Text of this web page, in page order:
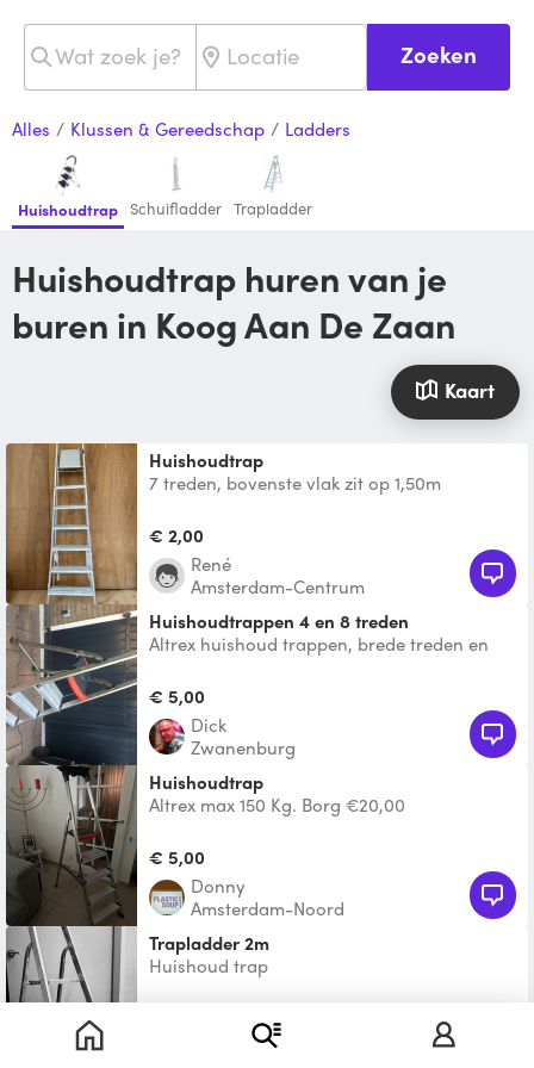
Zoeken
Alles / Klussen & Gereedschap / Ladders
Huishoudtrap Schuifladder Trapladder
Huishoudtrap huren van je
buren in Koog Aan De Zaan
Kaart
huishoudtrap
7 treden, bovenste vlak zit op 1,50m
€ 2,00
René
Amsterdam-Centrum
Huishoudtrappen 4 en 8 treden
Altrex huishoud trappen, brede treden en
belastbaar ook een
€ 5,00
Dick
Zwanenburg
Huishoudtrap
Altrex max 150 Kg. Borg €20,00
€ 5,00
Donny
Amsterdam-Noord
Trapladder 2m
Huishoud trap